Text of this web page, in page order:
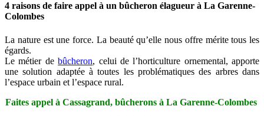
4 raisons de faire appel à un bûcheron élagueur à La Garenne-
Colombes
La nature est une force. La beauté qu’elle nous offre mérite tous les
égards.
Le métier debûcheron, celui de l’horticulture ornemental, apporte
une solution adaptée à toutes les problématiques des arbres dans
l’espace urbain et l’espace rural.
Faites appel à Cassagrand, bûcherons à La Garenne-Colombes